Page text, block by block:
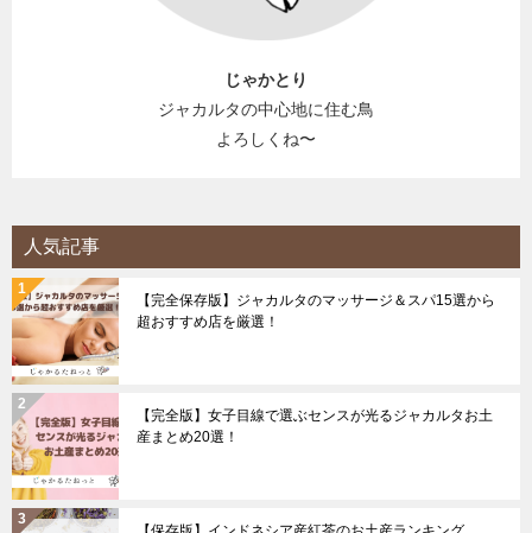
じゃかとり
ジャカルタの中心地に住む鳥
よろしくね〜
人気記事
【完全保存版】ジャカルタのマッサージ＆スパ15選から
超おすすめ店を厳選！
【完全版】女子目線で選ぶセンスが光るジャカルタお土
産まとめ20選！